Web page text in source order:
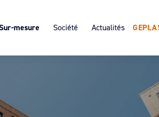
mesure Société Actualités